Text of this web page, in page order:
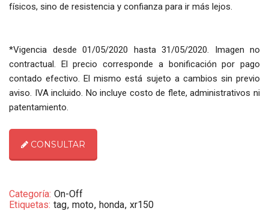
físicos, sino de resistencia y confianza para ir más lejos.
*Vigencia desde 01/05/2020 hasta 31/05/2020. Imagen no
contractual. El precio corresponde a bonificación por pago
contado efectivo. El mismo está sujeto a cambios sin previo
aviso. IVA incluido. No incluye costo de flete, administrativos ni
patentamiento.
CONSULTAR
Categoría: On-Off
Etiquetas: tag moto honda xr150